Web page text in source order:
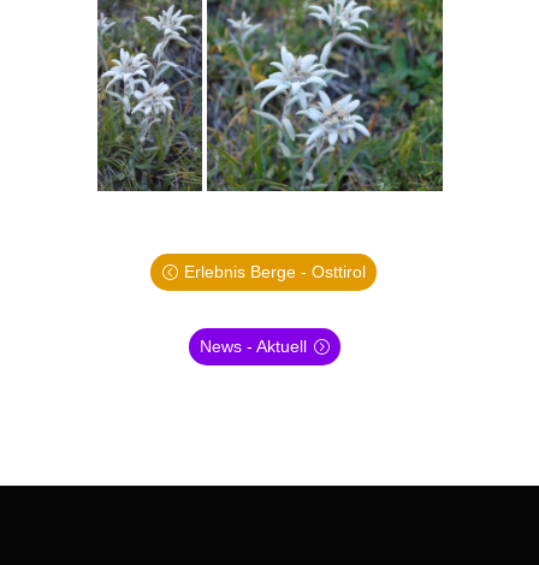
Erlebnis Berge - Osttirol
News - Aktuell